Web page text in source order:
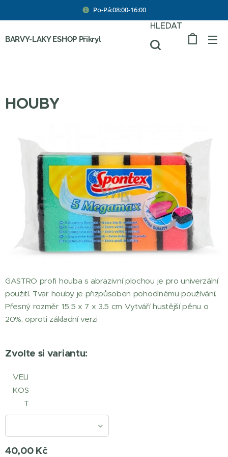
Po-Pá:08:00-16:00
BARVY-LAKY ESHOP Přikryl
HLEDAT
HOUBY
GASTRO profi houba s abrazivní plochou je pro univerzální
použití. Tvar houby je přizpůsoben pohodlnému používání.
Přesný rozměr 15.5 x 7 x 3.5 cm Vytváří hustější pěnu o
20%, oproti základní verzi
Zvolte si variantu:
VELI
KOS
T
40,00Kč